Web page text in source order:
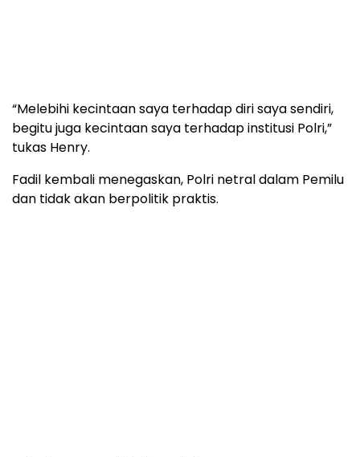
“Melebihi kecintaan saya terhadap diri saya sendiri,
begitu juga kecintaan saya terhadap institusi Polri,”
tukas Henry.
Fadil kembali menegaskan, Polri netral dalam Pemilu
dan tidak akan berpolitik praktis.